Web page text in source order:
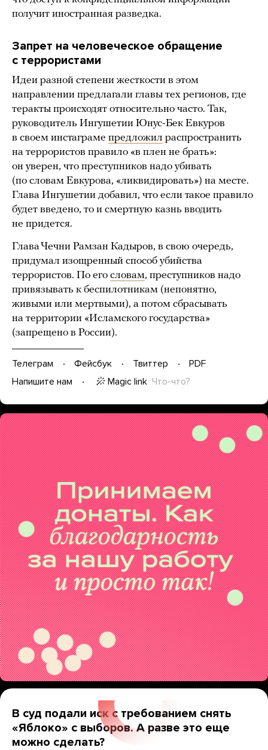
получит иностранная разведка.
Запрет на человеческое обращение
с террористами
Идеи разной степени жесткости в этом
направлении предлагали главы тех регионов, где
теракты происходят относительно часто. Так,
руководитель Ингушетии Юнус-Бек Евкуров
в своем инстаграме предложил распространить
на террористов правило «в плен не брать»:
он уверен, что преступников надо убивать
(по словам Евкурова, «ликвидировать») на месте.
Глава Ингушетии добавил, что если такое правило
будет введено, то и смертную казнь вводить
не придется.
Глава Чечни Рамзан Кадыров, в свою очередь,
придумал изощренный способ убийства
террористов. По его словам, преступников надо
привязывать к беспилотникам (непонятно,
живыми или мертвыми), а потом сбрасывать
на территории «Исламского государства»
(запрещено в России).
Телеграм Фейсбук Твиттер
PDF
Напишите нам
Magic link Что-что?
В суд подали иск с требованием снять
«Яблоко» с выборов. А разве это еще
можно сделать?